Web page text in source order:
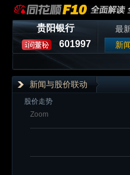
贵阳银行
601997
最
新
新闻与股价联动
股价走势
Zoom